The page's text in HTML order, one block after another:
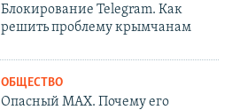
Блокирование Telegram. Как
решить проблему крымчанам
ОБЩЕСТВО
Опасный MAX. Почему его